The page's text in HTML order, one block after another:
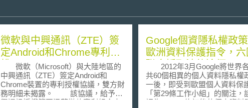
微軟與中興通訊（ZTE）簽
定Android和Chrome專利授
微軟（Microsoft）與大陸地區的
中興通訊（ZTE）簽定Android和
Chrome裝置的專利授權協議，雙方財
務明細未揭露。 該協議，給予中
興通訊授權範圍涵蓋微軟專利組合中
Google個資隱私權政
歐洲資料保護指令，六
聯合採取法律途徑
2012年3月Google將世界
共60個相異的個人資料隱私權
一後，即受到歐盟個人資料保
「第29條工作小組」的關注，
認為Google修訂後的個人資料